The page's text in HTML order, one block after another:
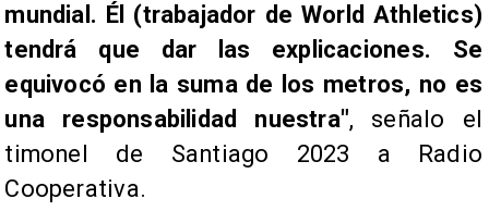
mundial. Él (trabajador de World Athletics)
tendrá que dar las explicaciones. Se
equivocó en la suma de los metros, no es
una responsabilidad nuestra", señalo el
timonel de Santiago 2023 a Radio
Cooperativa.